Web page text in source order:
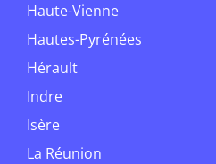
Haute-Vienne
Hautes-Pyrénées
Hérault
Indre
Isère
La Réunion